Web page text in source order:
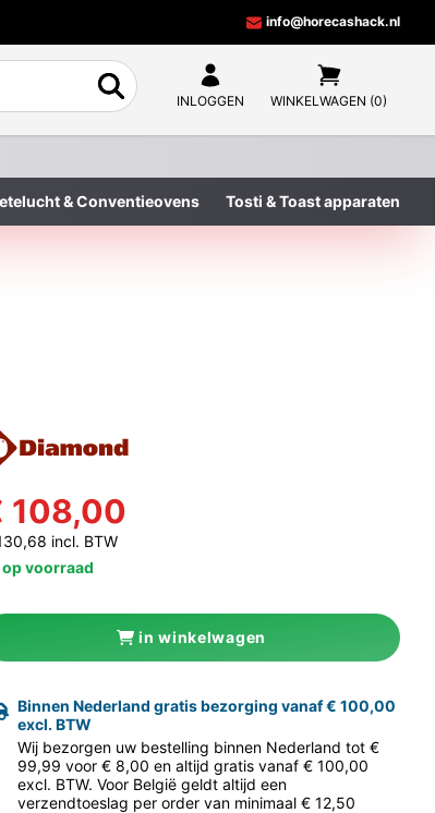
info@horecashack.nl
INLOGGEN WINKELWAGEN (0)
& Conventieovens Tosti & Toast apparaten
volgende
108,00
incl. BTW
op voorraad
in winkelwagen
Binnen Nederland gratis bezorging vanaf € 100,00
excl. BTW
Wij bezorgen uw bestelling binnen Nederland tot €
99,99 voor € 8,00 en altijd gratis vanaf € 100,00
excl. BTW. Voor België geldt altijd een
verzendtoeslag per order van minimaal € 12,50